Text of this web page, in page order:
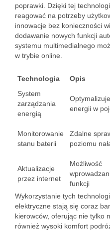
poprawki. Dzięki tej
reagować na potrzeby
innowacje bez konieczności
dodawanie nowych funkcji
systemu multimedialnego
w trybie online.
Technologia Opis
System
zarządzania
energią
energii w
Monitorowanie
stanu baterii
Zdalne
poziomu
Aktualizacje
przez internet
Możliwość
funkcji
Wykorzystanie tych
elektryczne stają się coraz
kierowców, oferując nie tylko
również wysoki komfort